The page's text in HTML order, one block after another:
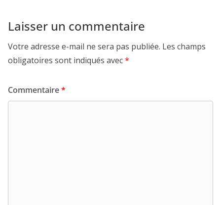
Laisser un commentaire
Votre adresse e-mail ne sera pas publiée. Les champs
obligatoires sont indiqués avec*
Commentaire*